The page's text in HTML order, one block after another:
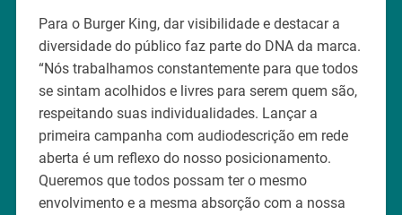
Para o Burger King, dar visibilidade e destacar a
diversidade do público faz parte do DNA da marca.
“Nós trabalhamos constantemente para que todos
se sintam acolhidos e livres para serem quem são,
respeitando suas individualidades. Lançar a
primeira campanha com audiodescrição em rede
aberta é um reflexo do nosso posicionamento.
Queremos que todos possam ter o mesmo
envolvimento e a mesma absorção com a nossa